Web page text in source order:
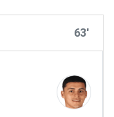
63'